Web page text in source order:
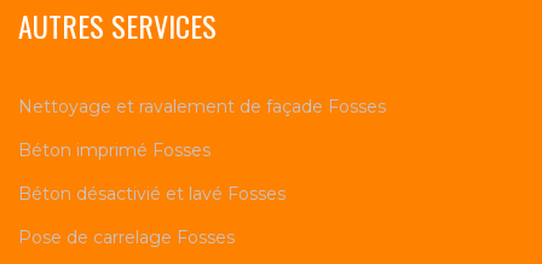
AUTRES SERVICES
Nettoyage et ravalement de façade Fosses
Béton imprimé Fosses
Béton désactivié et lavé Fosses
Pose de carrelage Fosses